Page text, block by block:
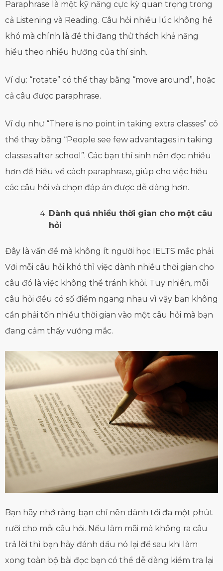
Paraphrase là một kỹ năng cực kỳ quan trọng trong
cả Listening và Reading. Câu hỏi nhiều lúc không hề
khó mà chính là đề thi đang thử thách khả năng
hiểu theo nhiều hướng của thí sinh.
Ví dụ: “rotate” có thể thay bằng “move around”, hoặc
cả câu được paraphrase.
Ví dụ như “There is no point in taking extra classes” có
thể thay bằng “People see few advantages in taking
classes after school”. Các bạn thí sinh nên đọc nhiều
hơn để hiểu về cách paraphrase, giúp cho việc hiểu
các câu hỏi và chọn đáp án được dễ dàng hơn.
Dành quá nhiều thời gian cho một câu
hỏi
Đây là vấn đề mà không ít người học IELTS mắc phải.
Với mỗi câu hỏi khó thì việc dành nhiều thời gian cho
câu đó là việc không thể tránh khỏi. Tuy nhiên, mỗi
câu hỏi đều có số điểm ngang nhau vì vậy bạn không
cần phải tốn nhiều thời gian vào một câu hỏi mà bạn
đang cảm thấy vướng mắc.
Bạn hãy nhớ rằng bạn chỉ nên dành tối đa một phút
rưỡi cho mỗi câu hỏi. Nếu làm mãi mà không ra câu
trả lời thì bạn hãy đánh dấu nó lại để sau khi làm
xong toàn bộ bài đọc bạn có thể dễ dàng kiểm tra lại